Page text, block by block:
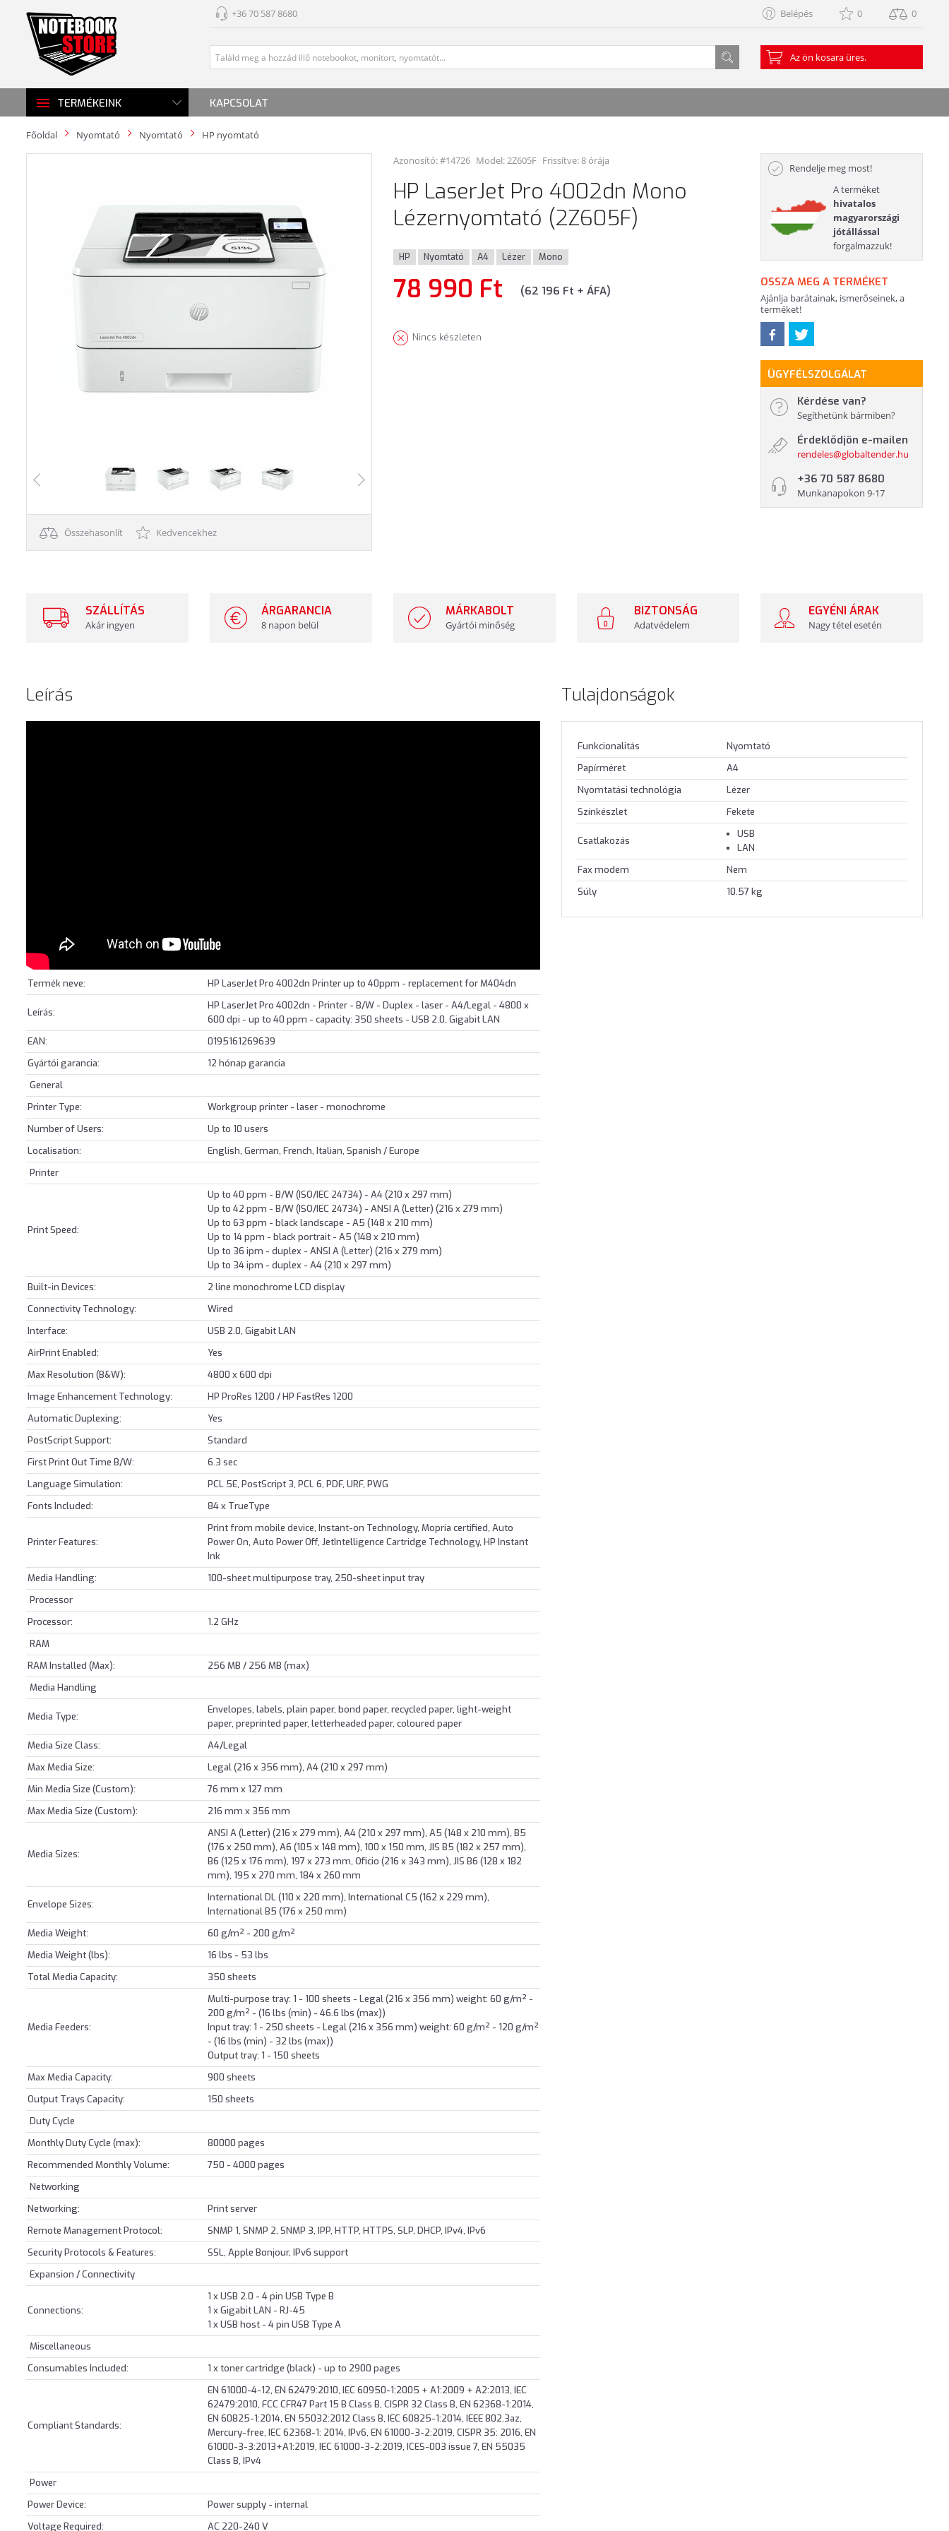
+36 70 587 8680 Belépés 0 0
Az ön kosara üres.
TERMÉKEINK KAPCSOLAT
Főoldal Nyomtató Nyomtató HP nyomtató
Összehasonlít Kedvencekhez
Azonosító: #14726 Model:2Z605F Frissítve: 8 órája
HP LaserJet Pro 4002dn Mono
Lézernyomtató (2Z605F)
HP Nyomtató A4 Lézer Mono
78 990 Ft (62 196 Ft + ÁFA)
Nincs készleten
Rendelje meg most!
A terméket
hivatalos
magyarországi
jótállással
forgalmazzuk!
OSSZA MEG A TERMÉKET
Ajánlja barátainak, ismerőseinek, a
terméket!
ÜGYFÉLSZOLGÁLAT
Kérdése van?
Segíthetünk bármiben?
Érdeklődjön e-mailen
rendeles@globaltender.hu
+36 70 587 8680
Munkanapokon 9-17
SZÁLLÍTÁS
Akár ingyen
ÁRGARANCIA
8 napon belül
MÁRKABOLT
Gyártói minőség
BIZTONSÁG
Adatvédelem
EGYÉNI ÁRAK
Nagy tétel esetén
Leírás
Termék neve: HP LaserJet Pro 4002dn Printer up to 40ppm - replacement for M404dn
Leírás:
HP LaserJet Pro 4002dn - Printer - B/W - Duplex - laser - A4/Legal - 4800 x
600 dpi - up to 40 ppm - capacity: 350 sheets - USB 2.0, Gigabit LAN
EAN:
0195161269639
Gyártói garancia:
12 hónap garancia
General
Printer Type:
Workgroup printer - laser - monochrome
Number of Users:
Up to 10 users
Localisation:
English, German, French, Italian, Spanish / Europe
Printer
Print Speed:
Up to 40 ppm - B/W (ISO/IEC 24734) - A4 (210 x 297 mm)
Up to 42 ppm - B/W (ISO/IEC 24734) - ANSI A (Letter) (216 x 279 mm)
Up to 63 ppm - black landscape - A5 (148 x 210 mm)
Up to 14 ppm - black portrait - A5 (148 x 210 mm)
Up to 36 ipm - duplex - ANSI A (Letter) (216 x 279 mm)
Up to 34 ipm - duplex - A4 (210 x 297 mm)
Built-in Devices:
2 line monochrome LCD display
Connectivity Technology:
Wired
Interface:
USB 2.0, Gigabit LAN
AirPrint Enabled:
Yes
Max Resolution (B&W):
4800 x 600 dpi
Image Enhancement Technology:
HP ProRes 1200 / HP FastRes 1200
Automatic Duplexing:
Yes
PostScript Support:
Standard
First Print Out Time B/W:
6.3 sec
Language Simulation:
PCL 5E, PostScript 3, PCL 6, PDF, URF, PWG
Fonts Included:
84 x TrueType
Printer Features:
Print from mobile device, Instant-on Technology, Mopria certified, Auto
Power On, Auto Power Off, JetIntelligence Cartridge Technology, HP Instant
Ink
Media Handling:
100-sheet multipurpose tray, 250-sheet input tray
Processor
Processor:
1.2 GHz
RAM
RAM Installed (Max):
256 MB / 256 MB (max)
Media Handling
Media Type:
Envelopes, labels, plain paper, bond paper, recycled paper, light-weight
paper, preprinted paper, letterheaded paper, coloured paper
Media Size Class:
A4/Legal
Max Media Size:
Legal (216 x 356 mm), A4 (210 x 297 mm)
Min Media Size (Custom):
76 mm x 127 mm
Max Media Size (Custom):
216 mm x 356 mm
Media Sizes:
ANSI A (Letter) (216 x 279 mm), A4 (210 x 297 mm), A5 (148 x 210 mm), B5
(176 x 250 mm), A6 (105 x 148 mm), 100 x 150 mm, JIS B5 (182 x 257 mm),
B6 (125 x 176 mm), 197 x 273 mm, Oficio (216 x 343 mm), JIS B6 (128 x 182
mm), 195 x 270 mm, 184 x 260 mm
Envelope Sizes:
International DL (110 x 220 mm), International C5 (162 x 229 mm),
International B5 (176 x 250 mm)
Media Weight:
60 g/m² - 200 g/m²
Media Weight (lbs):
16 lbs - 53 lbs
Total Media Capacity:
350 sheets
Media Feeders:
Multi-purpose tray: 1 - 100 sheets - Legal (216 x 356 mm) weight: 60 g/m² -
200 g/m² - (16 lbs (min) - 46.6 lbs (max))
Input tray: 1 - 250 sheets - Legal (216 x 356 mm) weight: 60 g/m² - 120 g/m²
- (16 lbs (min) - 32 lbs (max))
Output tray: 1 - 150 sheets
Max Media Capacity:
900 sheets
Output Trays Capacity:
150 sheets
Duty Cycle
Monthly Duty Cycle (max):
80000 pages
Recommended Monthly Volume:
750 - 4000 pages
Networking
Networking:
Print server
Remote Management Protocol:
SNMP 1, SNMP 2, SNMP 3, IPP, HTTP, HTTPS, SLP, DHCP, IPv4, IPv6
Security Protocols & Features:
SSL, Apple Bonjour, IPv6 support
Expansion / Connectivity
Connections:
1 x USB 2.0 - 4 pin USB Type B
1 x Gigabit LAN - RJ-45
1 x USB host - 4 pin USB Type A
Miscellaneous
Consumables Included:
1 x toner cartridge (black) - up to 2900 pages
Compliant Standards:
EN 61000-4-12, EN 62479:2010, IEC 60950-1:2005 + A1:2009 + A2:2013, IEC
62479:2010, FCC CFR47 Part 15 B Class B, CISPR 32 Class B, EN 62368-1:2014,
EN 60825-1:2014, EN 55032:2012 Class B, IEC 60825-1:2014, IEEE 802.3az,
Mercury-free, IEC 62368-1: 2014, IPv6, EN 61000-3-2:2019, CISPR 35: 2016, EN
61000-3-3:2013+A1:2019, IEC 61000-3-2:2019, ICES-003 issue 7, EN 55035
Class B, IPv4
Power
Power Device:
Power supply - internal
Voltage Required:
AC 220-240 V
Tulajdonságok
Funkcionalitás
Nyomtató
Papírméret
A4
Nyomtatási technológia
Lézer
Színkészlet
Fekete
Csatlakozás
USB
LAN
Fax modem
Nem
Súly
10.57 kg